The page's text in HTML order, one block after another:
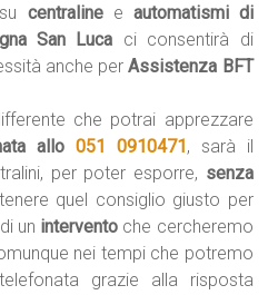
su centralinee automatismi di
San Luca ci consentirà di
anche perAssistenza BFT
che potrai apprezzare
allo 051 0910471, sarà il
per poter esporre, senza
quel consiglio giusto per
un intervento che cercheremo
nei tempi che potremo
grazie alla risposta